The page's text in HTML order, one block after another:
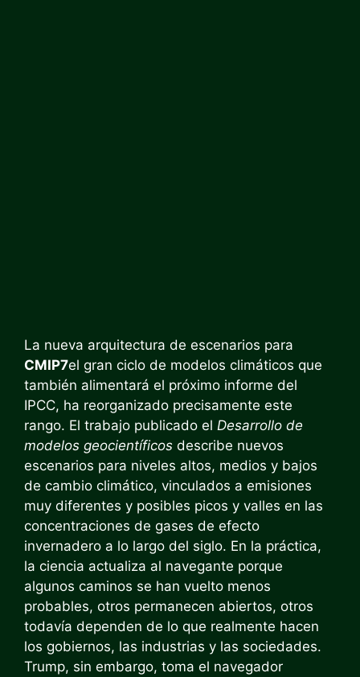
La nueva arquitectura de escenarios para
CMIP7el gran ciclo de modelos climáticos que
también alimentará el próximo informe del
IPCC, ha reorganizado precisamente este
rango. El trabajo publicado el Desarrollo de
modelos geocientíficos describe nuevos
escenarios para niveles altos, medios y bajos
de cambio climático, vinculados a emisiones
muy diferentes y posibles picos y valles en las
concentraciones de gases de efecto
invernadero a lo largo del siglo. En la práctica,
la ciencia actualiza al navegante porque
algunos caminos se han vuelto menos
probables, otros permanecen abiertos, otros
todavía dependen de lo que realmente hacen
los gobiernos, las industrias y las sociedades.
Trump, sin embargo, toma el navegador